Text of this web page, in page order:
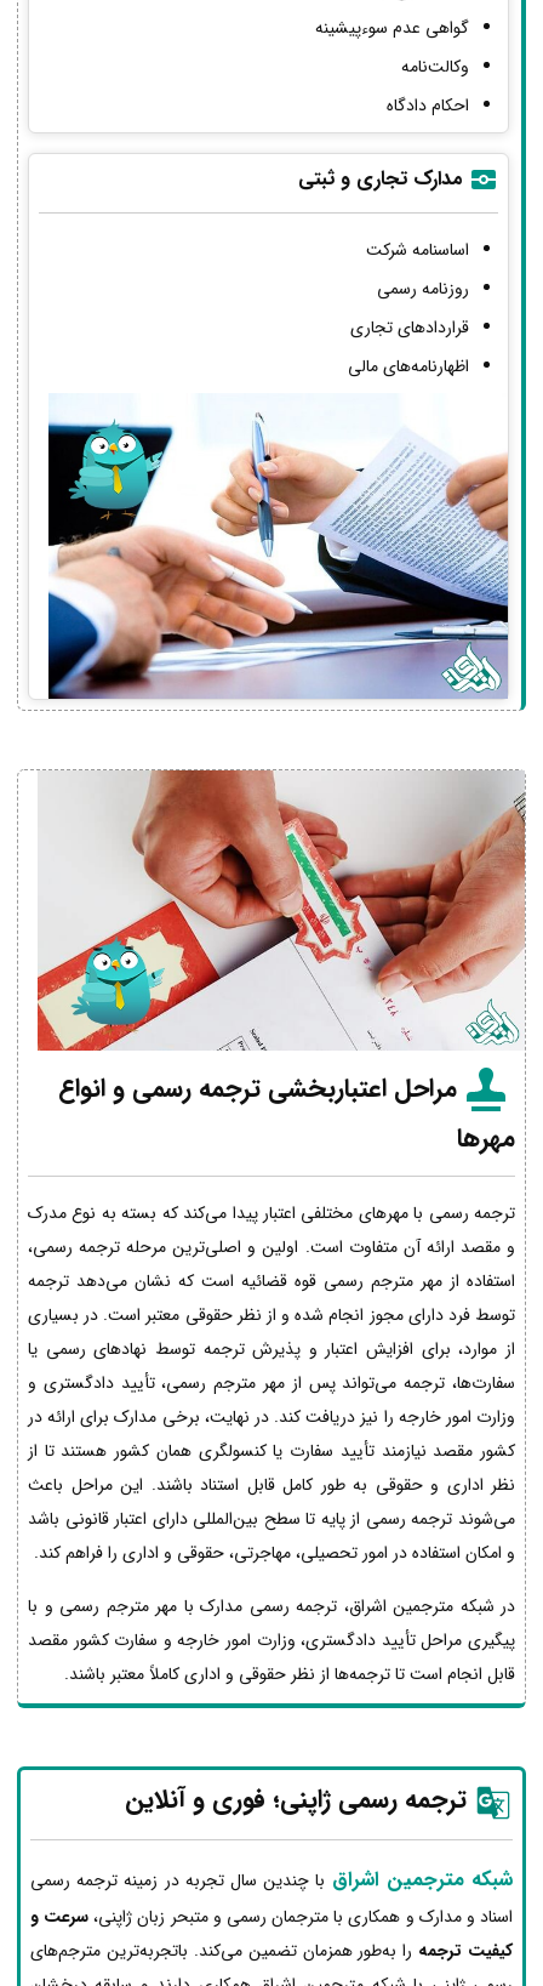
گواهی عدم سوءپیشینه
وکالت‌نامه
احکام دادگاه
مدارک تجاری و ثبتی
اساسنامه شرکت
روزنامه رسمی
قراردادهای تجاری
اظهارنامه‌های مالی
مراحل اعتباربخشی ترجمه رسمی و انواع
مهرها
ترجمه رسمی با مهرهای مختلفی اعتبار پیدا می‌کند که بسته به نوع مدرک
و مقصد ارائه آن متفاوت است. اولین و اصلی‌ترین مرحله ترجمه رسمی،
استفاده از مهر مترجم رسمی قوه قضائیه است که نشان می‌دهد ترجمه
توسط فرد دارای مجوز انجام شده و از نظر حقوقی معتبر است. در بسیاری
از موارد، برای افزایش اعتبار و پذیرش ترجمه توسط نهادهای رسمی یا
سفارت‌ها، ترجمه می‌تواند پس از مهر مترجم رسمی، تأیید دادگستری و
وزارت امور خارجه را نیز دریافت کند. در نهایت، برخی مدارک برای ارائه در
کشور مقصد نیازمند تأیید سفارت یا کنسولگری همان کشور هستند تا از
نظر اداری و حقوقی به طور کامل قابل استناد باشند. این مراحل باعث
می‌شوند ترجمه رسمی از پایه تا سطح بین‌المللی دارای اعتبار قانونی باشد
و امکان استفاده در امور تحصیلی، مهاجرتی، حقوقی و اداری را فراهم کند.
در شبکه مترجمین اشراق، ترجمه رسمی مدارک با مهر مترجم رسمی و با
پیگیری مراحل تأیید دادگستری، وزارت امور خارجه و سفارت کشور مقصد
قابل انجام است تا ترجمه‌ها از نظر حقوقی و اداری کاملاً معتبر باشند.
ترجمه رسمی ژاپنی؛ فوری و آنلاین
شبکه مترجمین اشراق با چندین سال تجربه در زمینه ترجمه رسمی
اسناد و مدارک و همکاری با مترجمان رسمی و متبحر زبان ژاپنی،سرعت و
کیفیت ترجمه را به‌طور همزمان تضمین می‌کند. باتجربه‌ترین مترجم‌های